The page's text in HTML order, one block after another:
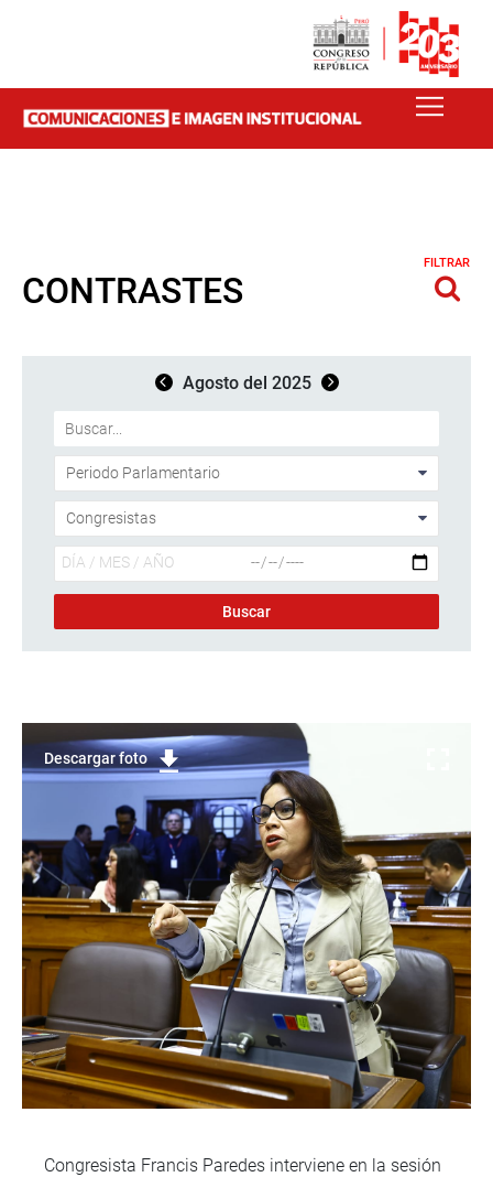
CONTRASTES
FILTRAR
Agosto del 2025
Descargar foto
Congresista Francis Paredes interviene en la sesión